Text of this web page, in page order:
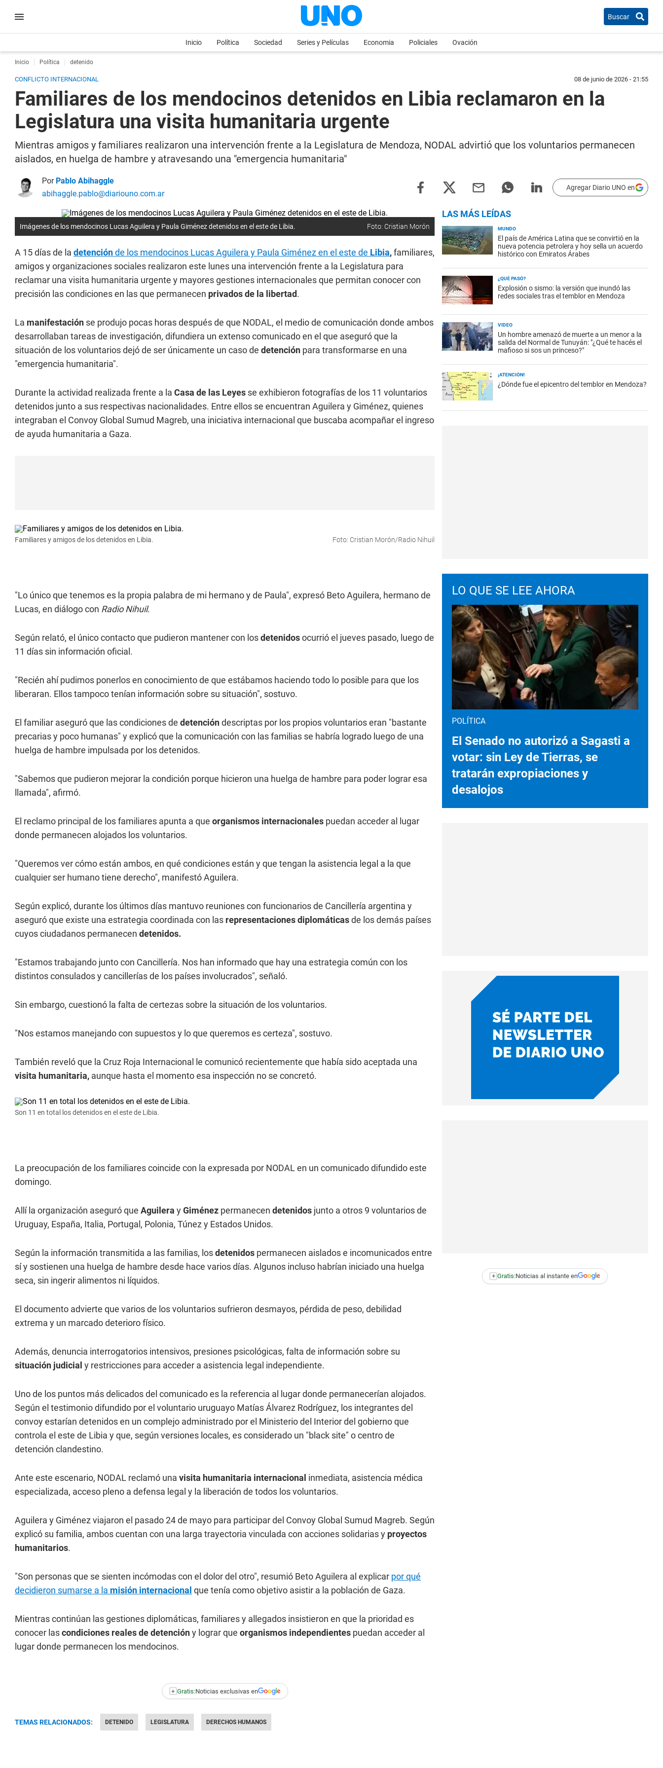
Buscar
Inicio Política Sociedad Series y Películas Economia Policiales Ovación
Inicio Política detenido
CONFLICTO INTERNACIONAL 08 de junio de 2026 - 21:55
Familiares de los mendocinos detenidos en Libia reclamaron en la
Legislatura una visita humanitaria urgente
Mientras amigos y familiares realizaron una intervención frente a la Legislatura de Mendoza, NODAL advirtió que los voluntarios permanecen
aislados, en huelga de hambre y atravesando una "emergencia humanitaria"
Por Pablo Abihaggle
abihaggle.pablo@diariouno.com.ar
Agregar Diario UNO en
Imágenes de los mendocinos Lucas Aguilera y Paula Giménez detenidos en el este de Libia. Foto: Cristian Morón
A 15 días de la detenciónde los mendocinos Lucas Aguilera y Paula Giménez en el este de Libia,familiares,
amigos y organizaciones sociales realizaron este lunes una intervención frente a la Legislatura para
reclamar una visita humanitaria urgente y mayores gestiones internacionales que permitan conocer con
precisión las condiciones en las que permanecen privados de la libertad.
La manifestación se produjo pocas horas después de que NODAL, el medio de comunicación donde ambos
desarrollaban tareas de investigación, difundiera un extenso comunicado en el que aseguró que la
situación de los voluntarios dejó de ser únicamente un caso de detención para transformarse en una
"emergencia humanitaria".
Durante la actividad realizada frente a la Casa de las Leyes se exhibieron fotografías de los 11 voluntarios
detenidos junto a sus respectivas nacionalidades. Entre ellos se encuentran Aguilera y Giménez, quienes
integraban el Convoy Global Sumud Magreb, una iniciativa internacional que buscaba acompañar el ingreso
de ayuda humanitaria a Gaza.
Familiares y amigos de los detenidos en Libia. Foto: Cristian Morón/Radio Nihuil
"Lo único que tenemos es la propia palabra de mi hermano y de Paula", expresó Beto Aguilera, hermano de
Lucas, en diálogo con Radio Nihuil.
Según relató, el único contacto que pudieron mantener con losdetenidosocurrió el jueves pasado, luego de
11 días sin información oficial.
"Recién ahí pudimos ponerlos en conocimiento de que estábamos haciendo todo lo posible para que los
liberaran. Ellos tampoco tenían información sobre su situación", sostuvo.
El familiar aseguró que las condiciones de detencióndescriptas por los propios voluntarios eran "bastante
precarias y poco humanas" y explicó que la comunicación con las familias se habría logrado luego de una
huelga de hambre impulsada por los detenidos.
"Sabemos que pudieron mejorar la condición porque hicieron una huelga de hambre para poder lograr esa
llamada", afirmó.
El reclamo principal de los familiares apunta a que organismos internacionales puedan acceder al lugar
donde permanecen alojados los voluntarios.
"Queremos ver cómo están ambos, en qué condiciones están y que tengan la asistencia legal a la que
cualquier ser humano tiene derecho", manifestó Aguilera.
Según explicó, durante los últimos días mantuvo reuniones con funcionarios de Cancillería argentina y
aseguró que existe una estrategia coordinada con las representaciones diplomáticasde los demás países
cuyos ciudadanos permanecen detenidos.
"Estamos trabajando junto con Cancillería. Nos han informado que hay una estrategia común con los
distintos consulados y cancillerías de los países involucrados", señaló.
Sin embargo, cuestionó la falta de certezas sobre la situación de los voluntarios.
"Nos estamos manejando con supuestos y lo que queremos es certeza", sostuvo.
También reveló que la Cruz Roja Internacional le comunicó recientemente que había sido aceptada una
visita humanitaria, aunque hasta el momento esa inspección no se concretó.
Son 11 en total los detenidos en el este de Libia.
La preocupación de los familiares coincide con la expresada por NODAL en un comunicado difundido este
domingo.
Allí la organización aseguró que Aguilera yGiménez permanecen detenidos junto a otros 9 voluntarios de
Uruguay, España, Italia, Portugal, Polonia, Túnez y Estados Unidos.
Según la información transmitida a las familias, losdetenidos permanecen aislados e incomunicados entre
sí y sostienen una huelga de hambre desde hace varios días. Algunos incluso habrían iniciado una huelga
seca, sin ingerir alimentos ni líquidos.
El documento advierte que varios de los voluntarios sufrieron desmayos, pérdida de peso, debilidad
extrema y un marcado deterioro físico.
Además, denuncia interrogatorios intensivos, presiones psicológicas, falta de información sobre su
situación judicial y restricciones para acceder a asistencia legal independiente.
Uno de los puntos más delicados del comunicado es la referencia al lugar donde permanecerían alojados.
Según el testimonio difundido por el voluntario uruguayo Matías Álvarez Rodríguez, los integrantes del
convoy estarían detenidos en un complejo administrado por el Ministerio del Interior del gobierno que
controla el este de Libia y que, según versiones locales, es considerado un "black site" o centro de
detención clandestino.
Ante este escenario, NODAL reclamó una visita humanitaria internacional inmediata, asistencia médica
especializada, acceso pleno a defensa legal y la liberación de todos los voluntarios.
Aguilera y Giménez viajaron el pasado 24 de mayo para participar del Convoy Global Sumud Magreb. Según
explicó su familia, ambos cuentan con una larga trayectoria vinculada con acciones solidarias y proyectos
humanitarios.
"Son personas que se sienten incómodas con el dolor del otro", resumió Beto Aguilera al explicar por qué
decidieron sumarse a la misión internacional que tenía como objetivo asistir a la población de Gaza.
Mientras continúan las gestiones diplomáticas, familiares y allegados insistieron en que la prioridad es
conocer lascondiciones reales de detencióny lograr que organismos independientes puedan acceder al
lugar donde permanecen los mendocinos.
+ Gratis:Noticias exclusivas en
TEMAS RELACIONADOS: DETENIDO LEGISLATURA DERECHOS HUMANOS
LAS MÁS LEÍDAS
MUNDO
El país de América Latina que se convirtió en la
nueva potencia petrolera y hoy sella un acuerdo
histórico con Emiratos Árabes
¿QUÉ PASÓ?
Explosión o sismo: la versión que inundó las
redes sociales tras el temblor en Mendoza
VIDEO
Un hombre amenazó de muerte a un menor a la
salida del Normal de Tunuyán: "¿Qué te hacés el
mafioso si sos un princeso?"
¡ATENCIÓN!
¿Dónde fue el epicentro del temblor en Mendoza?
LO QUE SE LEE AHORA
POLÍTICA
El Senado no autorizó a Sagasti a
votar: sin Ley de Tierras, se
tratarán expropiaciones y
desalojos
+ Gratis:Noticias al instante en